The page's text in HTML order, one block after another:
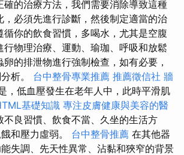
確的治療方法，我們需要消除導致這種
，必須先進行診斷，然後制定適當的治
你的飲食習慣，多喝水，尤其是空腹
行物理治療、運動、瑜珈、呼吸和放鬆
的排泄物進行強制檢查，如有必要，
析。 台中整骨專業推薦 推薦徵信社 牆
，低血壓發生在老年人中，此時平滑肌
基礎知識 專注皮膚健康與美容的醫
不良習慣、飲食不當、久坐的生活方
和壓力虛弱。 台中整骨推薦 在其他器
失調、先天性異常、沾黏和狹窄的背景